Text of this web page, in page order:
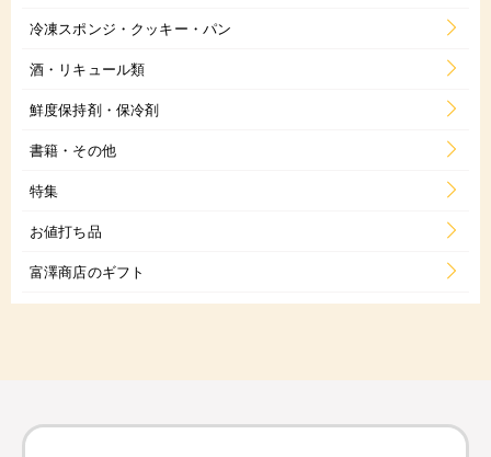
冷凍スポンジ・クッキー・パン
酒・リキュール類
鮮度保持剤・保冷剤
書籍・その他
特集
お値打ち品
富澤商店のギフト